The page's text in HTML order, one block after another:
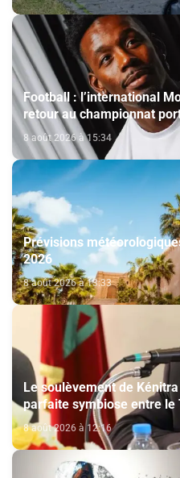
Football : l’international
retour au championnat
Viseu
8 août 2026 à 15:34
Prévisions
2026
8 août 2026 à 13:33
Le soulèvement de
parfaite symbiose entre le
de volonté et de destin
8 août 2026 à 12:16